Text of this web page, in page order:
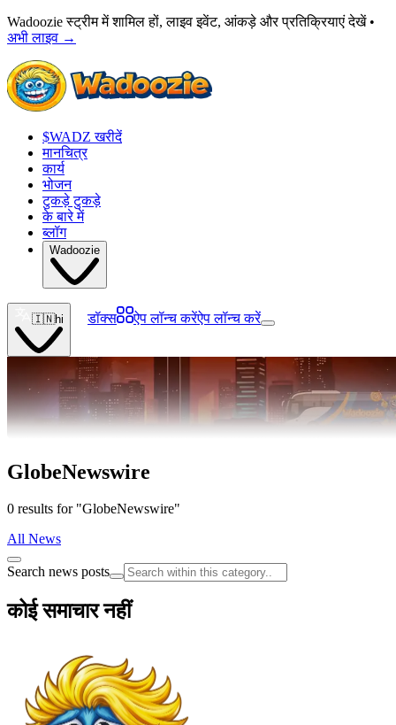
Wadoozie स्ट्रीम में शामिल हों, लाइव इवेंट, आंकड़े और प्रतिक्रियाएं देखें •
अभी लाइव →
$WADZ खरीदें
मानचित्र
कार्य
भोजन
टुकड़े टुकड़े
के बारे में
ब्लॉग
Wadoozie
🇮🇳hi डॉक्स ऐप लॉन्च करेंऐप लॉन्च करें
GlobeNewswire
0 results for "GlobeNewswire"
All News
Search news posts
कोई समाचार नहीं